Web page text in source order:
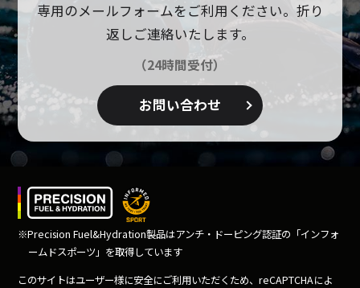
専用のメールフォームをご利用ください。 折り
返しご連絡いたします。
（24時間受付）
お問い合わせ
※Precision Fuel&Hydration製品はアンチ・ドーピング認証の「インフォ
ームドスポーツ」を取得しています
このサイトはユーザー様に安全にご利用いただくため、reCAPTCHAによ